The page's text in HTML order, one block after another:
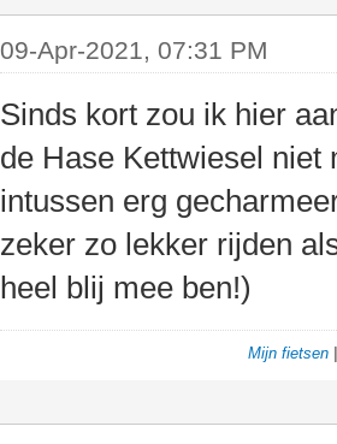
09-Apr-2021, 07:31 PM
Sinds kort zou ik hier
de Hase Kettwiesel niet
intussen erg
zeker zo lekker rijden
heel blij mee ben!)
Mijn fietsen